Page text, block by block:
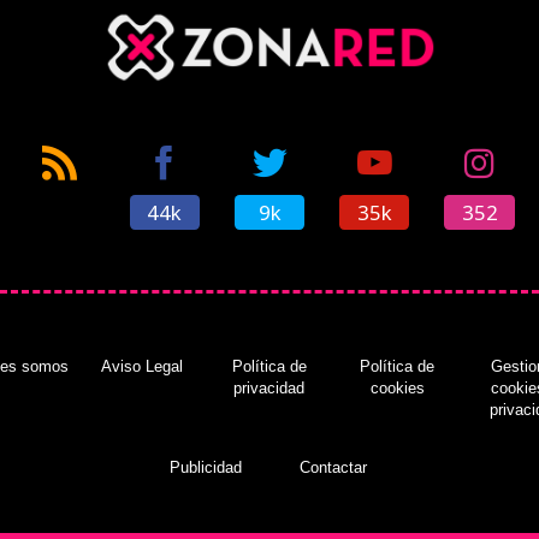
44k 9k 35k 352
somos Aviso Legal
Política de
privacidad
Política de
cookies
Publicidad Contactar